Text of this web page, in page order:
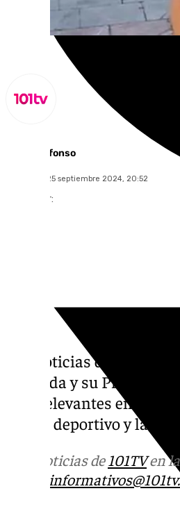
Miguel Alfonso
miércoles, 25 septiembre 2024, 20:52
Compartir:
Las noticias de 101tv
Granada y su
más relevantes en los
social, deportivo y la
Más noticias de 101TVen